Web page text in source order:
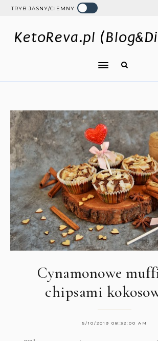
TRYB JASNY/CIEMNY
KetoReva.pl
Cynamonowe
chipsami
5/10/2019 08:32:00 AM